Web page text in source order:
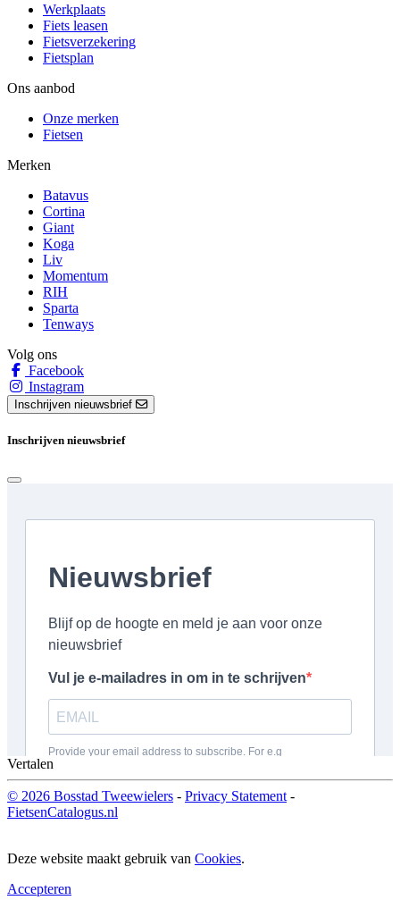
Werkplaats
Fiets leasen
Fietsverzekering
Fietsplan
Ons aanbod
Onze merken
Fietsen
Merken
Batavus
Cortina
Giant
Koga
Liv
Momentum
RIH
Sparta
Tenways
Volg ons
Facebook
Instagram
Inschrijven nieuwsbrief
Inschrijven nieuwsbrief
Vertalen
© 2026 Bosstad Tweewielers - Privacy Statement -
FietsenCatalogus.nl
Deze website maakt gebruik van Cookies.
Accepteren